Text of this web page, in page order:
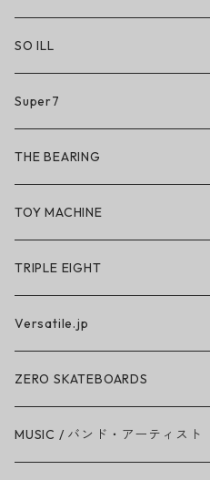
SO ILL
So iLL
So iLL × ON THE ROAM
BN3TH × So iLL × ON THE ROAM
Super7
THE BEARING
TOY MACHINE
TRIPLE EIGHT
Versatile.jp
ZERO SKATEBOARDS
MUSIC / バンド・アーティスト